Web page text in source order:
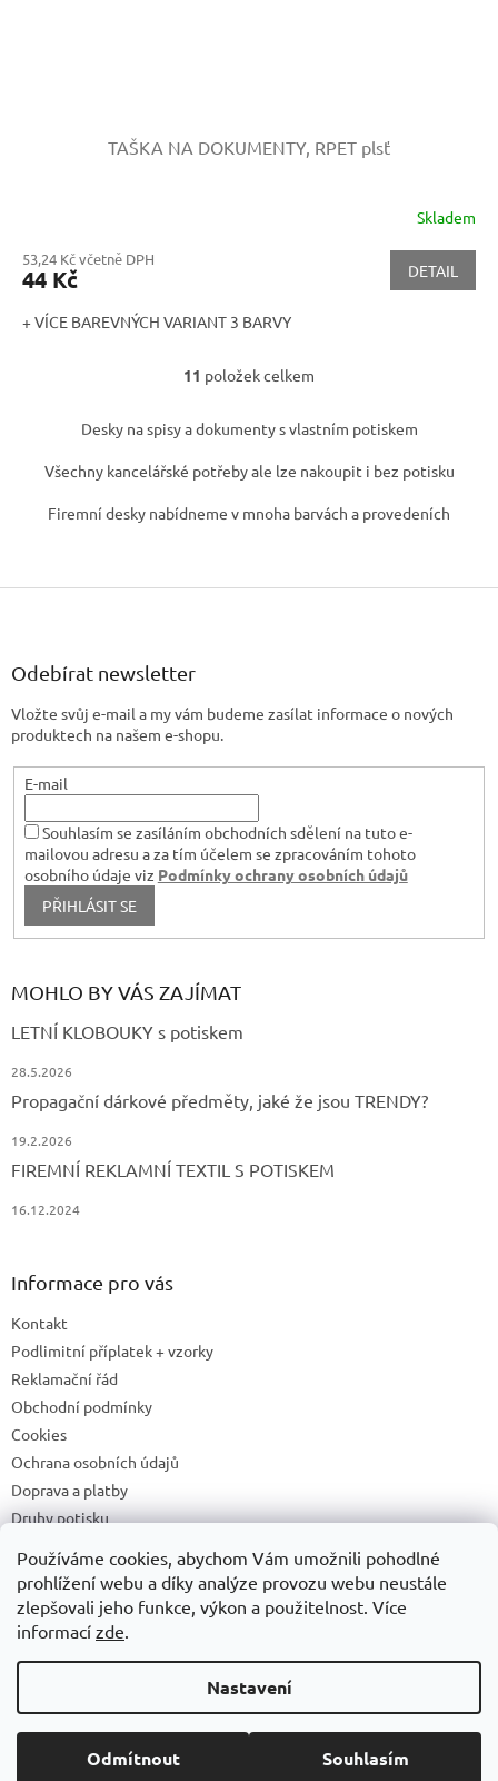
Používáme cookies, abychom Vám umožnili pohodlné
prohlížení webu a díky analýze provozu webu neustále
zlepšovali jeho funkce, výkon a použitelnost. Více
informací zde.
Nastavení
Odmítnout Souhlasím
TAŠKA NA DOKUMENTY, RPET plsť
Skladem
53,24 Kč včetně DPH
44 Kč DETAIL
+ VÍCE BAREVNÝCH VARIANT 3 BARVY
O
l
d
c
v
i
u
11 položek celkem
Desky na spisy a dokumenty s vlastním potiskem
Všechny kancelářské potřeby ale lze nakoupit i bez potisku
Firemní desky nabídneme v mnoha barvách a provedeních
Odebírat newsletter
Vložte svůj e-mail a my vám budeme zasílat informace o nových
produktech na našem e-shopu.
E-mail
Souhlasím se zasíláním obchodních sdělení na tuto e-
mailovou adresu a za tím účelem se zpracováním tohoto
osobního údaje viz Podmínky ochrany osobních údajů
PŘIHLÁSIT SE
MOHLO BY VÁS ZAJÍMAT
LETNÍ KLOBOUKY s potiskem
28.5.2026
Propagační dárkové předměty, jaké že jsou TRENDY?
19.2.2026
FIREMNÍ REKLAMNÍ TEXTIL S POTISKEM
16.12.2024
Informace pro vás
Kontakt
Podlimitní příplatek + vzorky
Reklamační řád
Obchodní podmínky
Cookies
Ochrana osobních údajů
Doprava a platby
Druhy potisku
Recyklační příspěvky a zpětný odběr elektrozařízení/baterií
Copyright 2026ADONAI. Všechna práva vyhrazena.Upravit